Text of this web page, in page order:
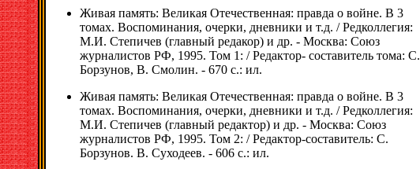
Живая память: Великая Отечественная: правда о войне. В 3
томах. Воспоминания, очерки, дневники и т.д. / Редколлегия:
М.И. Степичев (главный редакор) и др. - Москва: Союз
журналистов РФ, 1995. Том 1: / Редактор- составитель тома: С.
Борзунов, В. Смолин. - 670 с.: ил.
Живая память: Великая Отечественная: правда о войне. В 3
томах. Воспоминания, очерки, дневники и т.д. / Редколлегия:
М.И. Степичев (главный редактор) и др. - Москва: Союз
журналистов РФ, 1995. Том 2: / Редактор-составитель: С.
Борзунов. В. Суходеев. - 606 с.: ил.